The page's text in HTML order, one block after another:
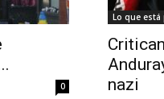
0
Lo que está
nazi